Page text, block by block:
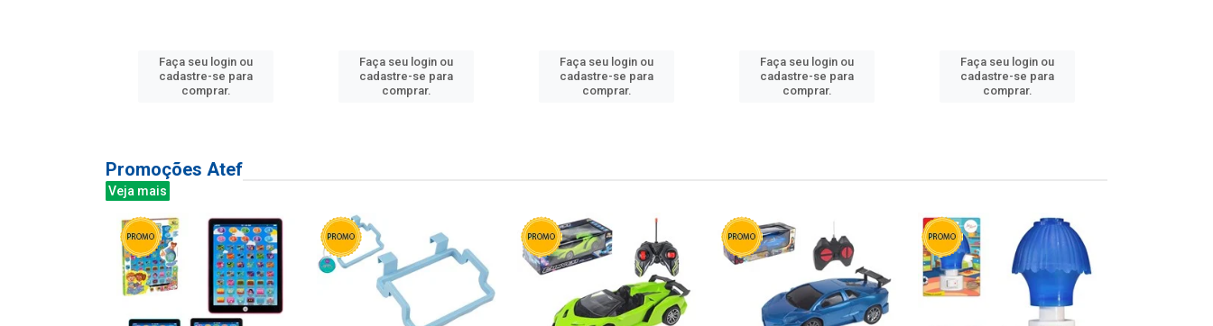
Faça seu login ou
cadastre-se para
comprar.
Faça seu login ou
cadastre-se para
comprar.
Faça seu login ou
cadastre-se para
comprar.
Faça seu login ou
cadastre-se para
comprar.
Faça seu login ou
cadastre-se para
comprar.
Promoções Atef
Veja mais